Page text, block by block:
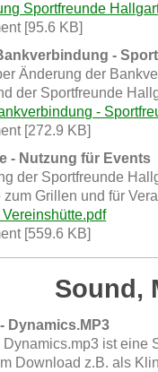
Sportfreunde
[95.6 KB]
-
Änderung der
der Sportfreunde
-
[272.9 KB]
- Nutzung für Events
der Sportfreunde
zum Grillen und für
[559.6 KB]
Sound,
Dynamics.MP3
Dynamics.mp3 ist eine
Download z.B. als